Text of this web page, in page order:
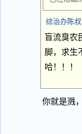
综治办陈
盲流臭农
脚，求生
哈！！！
你就是溅